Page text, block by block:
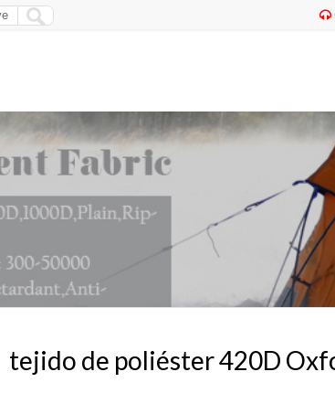

tejido de poliéster 420D